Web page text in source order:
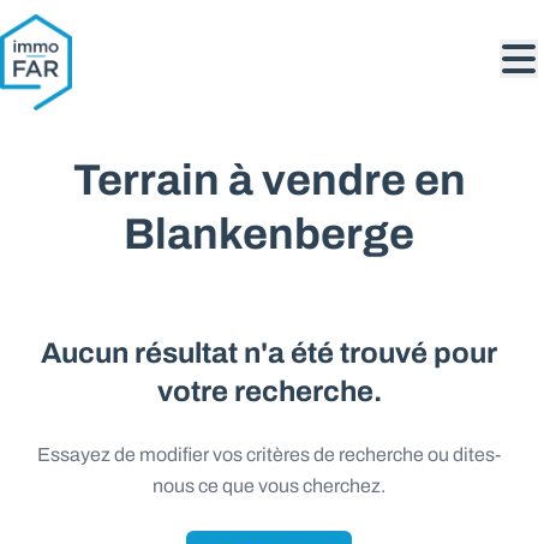
Aller au contenu principal
Terrain à vendre en
Blankenberge
Aucun résultat n'a été trouvé pour
votre recherche.
Essayez de modifier vos critères de recherche ou dites-
nous ce que vous cherchez.